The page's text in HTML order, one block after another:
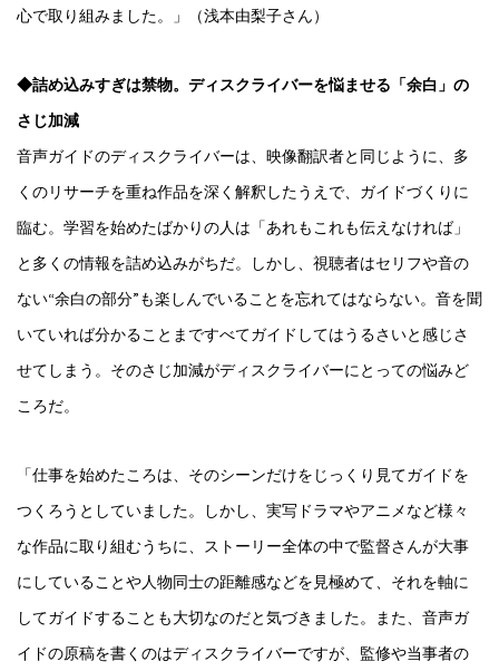
心で取り組みました。」（浅本由梨子さん）
◆詰め込みすぎは禁物。ディスクライバーを悩ませる「余白」の
さじ加減
音声ガイドのディスクライバーは、映像翻訳者と同じように、多
くのリサーチを重ね作品を深く解釈したうえで、ガイドづくりに
臨む。学習を始めたばかりの人は「あれもこれも伝えなければ」
と多くの情報を詰め込みがちだ。しかし、視聴者はセリフや音の
ない“余白の部分”も楽しんでいることを忘れてはならない。音を聞
いていれば分かることまですべてガイドしてはうるさいと感じさ
せてしまう。そのさじ加減がディスクライバーにとっての悩みど
ころだ。
「仕事を始めたころは、そのシーンだけをじっくり見てガイドを
つくろうとしていました。しかし、実写ドラマやアニメなど様々
な作品に取り組むうちに、ストーリー全体の中で監督さんが大事
にしていることや人物同士の距離感などを見極めて、それを軸に
してガイドすることも大切なのだと気づきました。また、音声ガ
イドの原稿を書くのはディスクライバーですが、監修や当事者の